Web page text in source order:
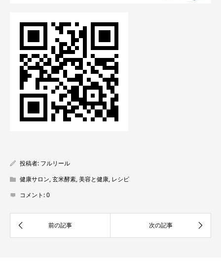
投稿者: フルリール
健康サロン,玄米酵素,美容と健康, レシピ
コメント:0